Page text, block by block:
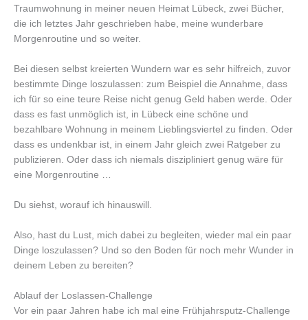
Traumwohnung in meiner neuen Heimat Lübeck, zwei Bücher,
die ich letztes Jahr geschrieben habe, meine wunderbare
Morgenroutine und so weiter.
Bei diesen selbst kreierten Wundern war es sehr hilfreich, zuvor
bestimmte Dinge loszulassen: zum Beispiel die Annahme, dass
ich für so eine teure Reise nicht genug Geld haben werde. Oder
dass es fast unmöglich ist, in Lübeck eine schöne und
bezahlbare Wohnung in meinem Lieblingsviertel zu finden. Oder
dass es undenkbar ist, in einem Jahr gleich zwei Ratgeber zu
publizieren. Oder dass ich niemals diszipliniert genug wäre für
eine Morgenroutine …
Du siehst, worauf ich hinauswill.
Also, hast du Lust, mich dabei zu begleiten, wieder mal ein paar
Dinge loszulassen? Und so den Boden für noch mehr Wunder in
deinem Leben zu bereiten?
Ablauf der Loslassen-Challenge
Vor ein paar Jahren habe ich mal eine Frühjahrsputz-Challenge